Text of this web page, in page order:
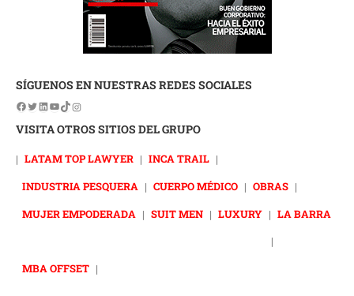
SÍGUENOS EN NUESTRAS REDES SOCIALES
VISITA OTROS SITIOS DEL GRUPO
| LATAM TOP LAWYER | INCA TRAIL |
INDUSTRIA PESQUERA | CUERPO MÉDICO | OBRAS |
MUJER EMPODERADA | SUIT MEN | LUXURY | LA BARRA
|
MBA OFFSET |